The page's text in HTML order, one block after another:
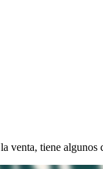
tiene algunos